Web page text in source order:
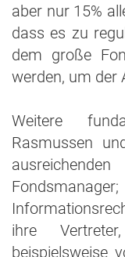
aber nur 15%
dass es zu
dem große
werden, um der
Weitere
Rasmussen
ihre
beispielsweise